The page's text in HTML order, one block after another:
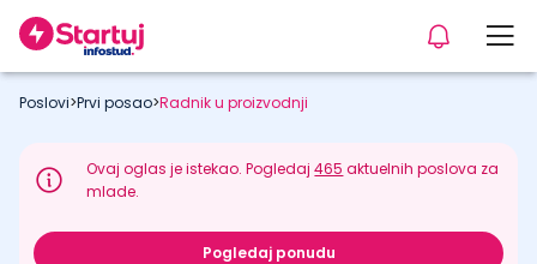
Poslovi>Prvi posao>Radnik u proizvodnji
Ovaj oglas je istekao. Pogledaj465 aktuelnih poslova za
mlade.
Pogledaj ponudu